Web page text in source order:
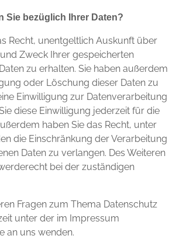
Sie bezüglich Ihrer Daten?
Recht, unentgeltlich Auskunft über
Zweck Ihrer gespeicherten
zu erhalten. Sie haben außerdem
oder Löschung dieser Daten zu
Einwilligung zur Datenverarbeitung
diese Einwilligung jederzeit für die
haben Sie das Recht, unter
die Einschränkung der Verarbeitung
Daten zu verlangen. Des Weiteren
bei der zuständigen
Fragen zum Thema Datenschutz
unter der im Impressum
an uns wenden.